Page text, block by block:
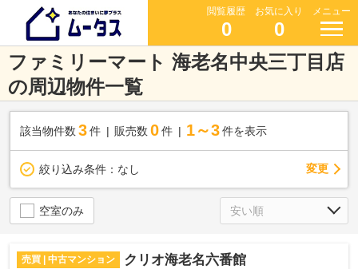
閲覧履歴
0
お気に入り
0
メニュー
ファミリーマート 海老名中央三丁目店
の周辺物件一覧
該当物件数 3件 販売数 0 件 1～3 件を表示
絞り込み条件： なし 変更
空室のみ
売買 | 中古マンション クリオ海老名六番館